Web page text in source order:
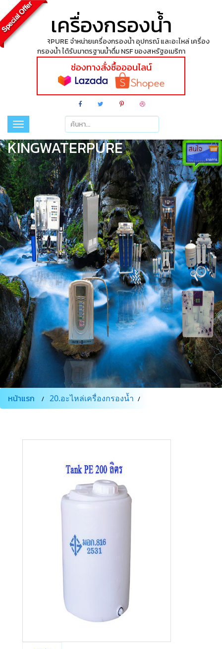
เครื่องกรองน้ำ
KINGWATERPURE จำหน่ายเครื่องกรองน้ำ อุปกรณ์ และอะไหล่ เครื่อง
กรองน้ำ ได้รับมาตรฐานน้ำดื่ม NSF ของสหรัฐอเมริกา
ช่องทางสั่งซื้อออนไลน์
Toggle
navigation
KINGWATERPURE
หน้าแรก 20.อะไหล่เครื่องกรองน้ำ